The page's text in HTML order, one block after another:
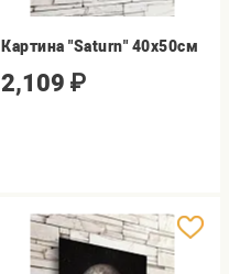
Картина "Saturn" 40х50см
2,109 ₽